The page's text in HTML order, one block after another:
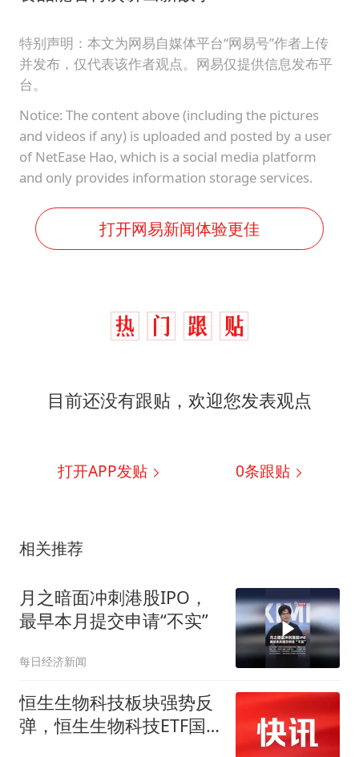
特别声明：本文为网易自媒体平台“网易号”作者上传
并发布，仅代表该作者观点。网易仅提供信息发布平
台。
Notice: The content above (including the pictures
and videos if any) is uploaded and posted by a user
of NetEase Hao, which is a social media platform
and only provides information storage services.
打开网易新闻体验更佳
目前还没有跟贴，欢迎您发表观点
打开APP发贴 0条跟贴
相关推荐
月之暗面冲刺港股IPO，
最早本月提交申请“不实”
每日经济新闻
恒生生物科技板块强势反
弹，恒生生物科技ETF国